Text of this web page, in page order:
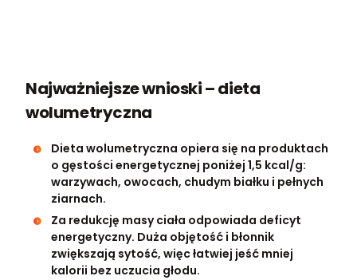
Najważniejsze wnioski – dieta
wolumetryczna
Dieta wolumetryczna opiera się na produktach
o gęstości energetycznej poniżej 1,5 kcal/g:
warzywach, owocach, chudym białku i pełnych
ziarnach.
Za redukcję masy ciała odpowiada deficyt
energetyczny. Duża objętość i błonnik
zwiększają sytość, więc łatwiej jeść mniej
kalorii bez uczucia głodu.